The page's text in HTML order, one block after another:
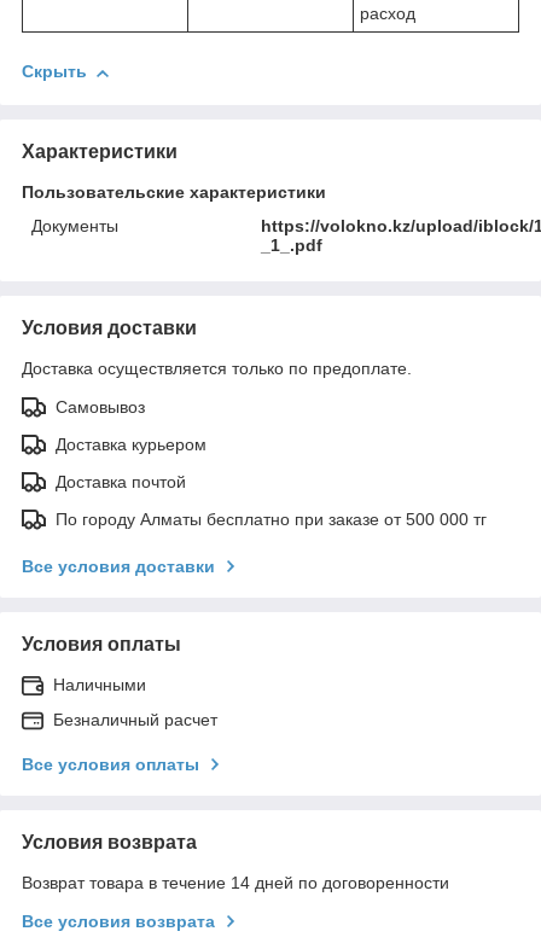
расход
Скрыть
Характеристики
Пользовательские характеристики
Документы
https://volokno.kz/upload/iblock/
_1_.pdf
Условия доставки
Доставка осуществляется только по предоплате.
Самовывоз
Доставка курьером
Доставка почтой
По городу Алматы бесплатно при заказе от 500 000 тг
Все условия доставки
Условия оплаты
Наличными
Безналичный расчет
Все условия оплаты
Условия возврата
Возврат товара в течение 14 дней по договоренности
Все условия возврата